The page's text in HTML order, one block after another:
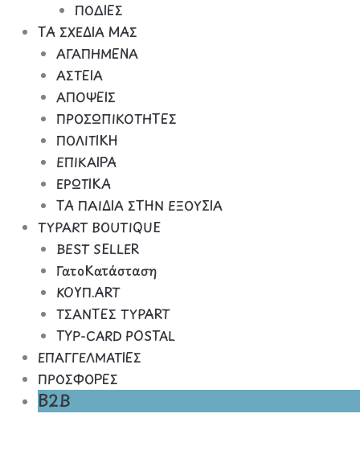
ΠΟΔΙΕΣ
ΤΑ ΣΧΕΔΙΑ ΜΑΣ
ΑΓΑΠΗΜΕΝΑ
ΑΣΤΕΙΑ
ΑΠΟΨΕΙΣ
ΠΡΟΣΩΠΙΚΟΤΗΤΕΣ
ΠΟΛΙΤΙΚΗ
ΕΠΙΚΑΙΡΑ
ΕΡΩΤΙΚΑ
ΤΑ ΠΑΙΔΙΑ ΣΤΗΝ ΕΞΟΥΣΙΑ
TYPART BOUTIQUE
BEST SELLER
ΓατοΚατάσταση
ΚΟΥΠ.ART
ΤΣΑΝΤΕΣ TYPART
TYP-CARD POSTAL
ΕΠΑΓΓΕΛΜΑΤΙΕΣ
ΠΡΟΣΦΟΡΕΣ
B2B